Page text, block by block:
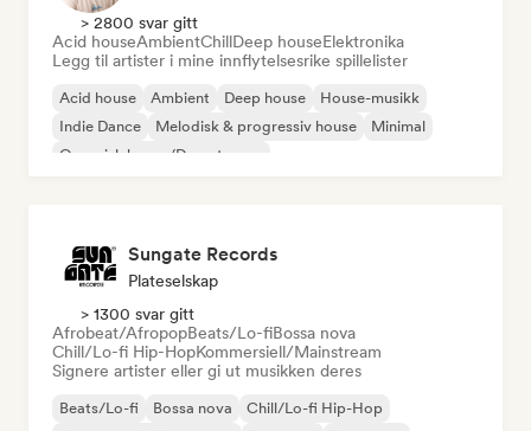
> 2800 svar gitt
Acid houseAmbientChillDeep houseElektronika
Legg til artister i mine innflytelsesrike spillelister
Acid house Ambient Deep house
House-musikk
Indie Dance
Melodisk & progressiv house
Minimal
Organisk house/Downtempo
Sungate Records
Plateselskap
> 1300 svar gitt
Afrobeat/AfropopBeats/Lo-fiBossa nova
Chill/Lo-fi Hip-HopKommersiell/Mainstream
Signere artister eller gi ut musikken deres
Beats/Lo-fi Bossa nova
Chill/Lo-fi Hip-Hop